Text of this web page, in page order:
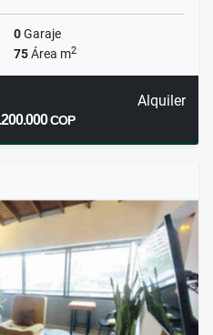
0Garaje
75Área m2
Alquiler
COP